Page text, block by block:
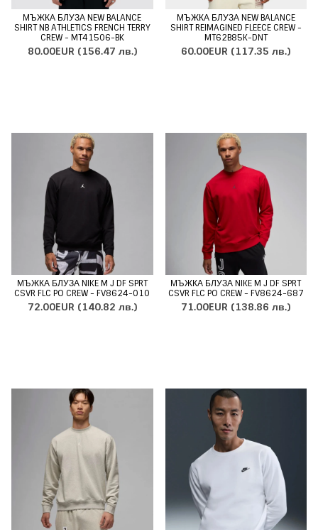
МЪЖКА БЛУЗА NEW BALANCE
SHIRT NB ATHLETICS FRENCH TERRY
CREW - MT41506-BK
80.00EUR (156.47 лв.)
МЪЖКА БЛУЗА NEW BALANCE
SHIRT REIMAGINED FLEECE CREW -
MT62B85K-DNT
60.00EUR (117.35 лв.)
МЪЖКА БЛУЗА NIKE M J DF SPRT
CSVR FLC PO CREW - FV8624-010
72.00EUR (140.82 лв.)
МЪЖКА БЛУЗА NIKE M J DF SPRT
CSVR FLC PO CREW - FV8624-687
71.00EUR (138.86 лв.)